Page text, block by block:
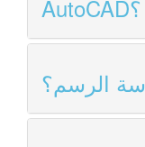
AutoCAD؟
الرسم؟